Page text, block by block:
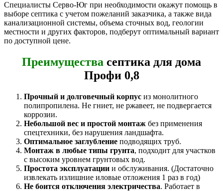
Специалисты Серво-Юг при необходимости окажут помощь в
выборе септика с учетом пожеланий заказчика, а также вида
канализационной системы, объема сточных вод, геологии
местности и других факторов, подберут оптимальный вариант
по доступной цене.
Преимущества септика для дома
Профи 0,8
Прочный и долговечный корпус из монолитного
полипропилена. Не гниет, не ржавеет, не подвергается
коррозии.
Небольшой вес и простой монтаж без применения
спецтехники, без нарушения ландшафта.
Оптимальное заглубление подводящих труб.
Монтаж в любые типы грунта, подходит для участков
с высоким уровнем грунтовых вод.
Простота эксплуатации и обслуживания. (Достаточно
извлекать излишние иловые отложения 1 раз в год)
Не боится отключения электричества. Работает в